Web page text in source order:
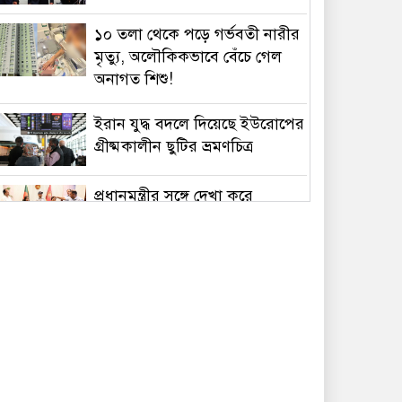
১০ তলা থেকে পড়ে গর্ভবতী নারীর
মৃত্যু, অলৌকিকভাবে বেঁচে গেল
অনাগত শিশু!
ইরান যুদ্ধ বদলে দিয়েছে ইউরোপের
গ্রীষ্মকালীন ছুটির ভ্রমণচিত্র
প্রধানমন্ত্রীর সঙ্গে দেখা করে